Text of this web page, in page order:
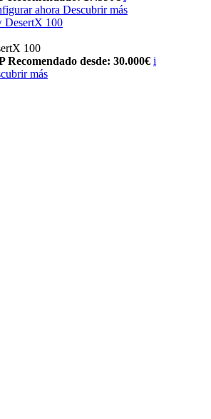
ahora Descubrir más
DesertX 100
100
Recomendado desde: 30.000€ i
más